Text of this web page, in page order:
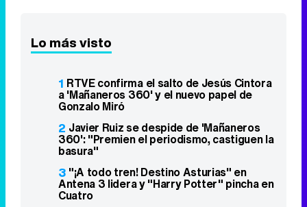
Lo más visto
1 RTVE confirma el salto de Jesús Cintora
a 'Mañaneros 360' y el nuevo papel de
Gonzalo Miró
2 Javier Ruiz se despide de 'Mañaneros
360': "Premien el periodismo, castiguen la
basura"
3 "¡A todo tren! Destino Asturias" en
Antena 3 lidera y "Harry Potter" pincha en
Cuatro